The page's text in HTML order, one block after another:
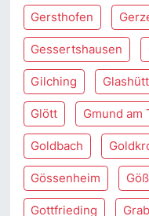
Gersthofen
Gessertshausen
Gilching
Glött Gmund am
Goldbach
Gössenheim
Gottfrieding